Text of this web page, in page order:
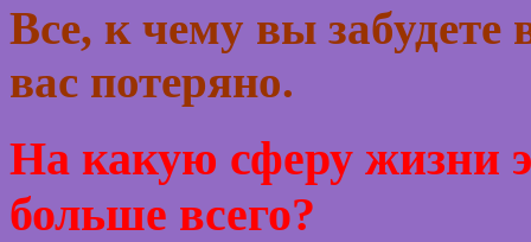
Все, к чему вы забудете
вас потеряно.
На какую сферу жизни
больше всего?